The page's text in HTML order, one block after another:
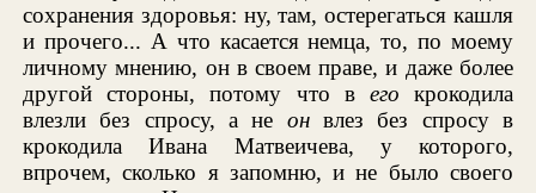
сохранения здоровья: ну, там, остерегаться кашля
и прочего... А что касается немца, то, по моему
личному мнению, он в своем праве, и даже более
другой стороны, потому что в его крокодила
влезли без спросу, а не онвлез без спросу в
крокодила Ивана Матвеичева, у которого,
впрочем, сколько я запомню, и не было своего